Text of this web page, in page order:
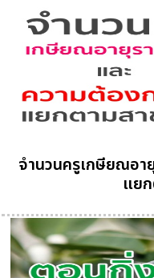
จำนวนครูเกษียณอา
แย